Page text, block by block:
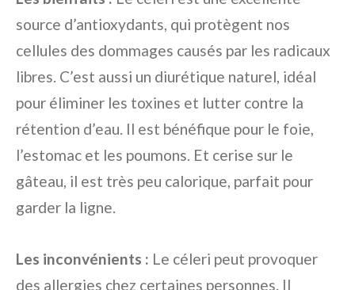
source d’antioxydants, qui protègent nos
cellules des dommages causés par les radicaux
libres. C’est aussi un diurétique naturel, idéal
pour éliminer les toxines et lutter contre la
rétention d’eau. Il est bénéfique pour le foie,
l’estomac et les poumons. Et cerise sur le
gâteau, il est très peu calorique, parfait pour
garder la ligne.
Les inconvénients : Le céleri peut provoquer
des allergies chez certaines personnes. Il